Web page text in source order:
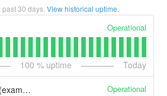
past30 days. View historical uptime.
Operational
100 % uptime Today
Management Portal (example) Operational